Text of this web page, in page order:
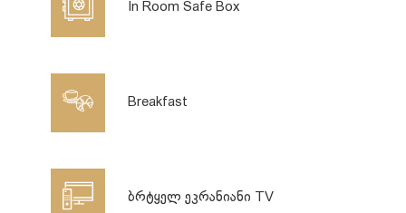
In Room Safe Box
Breakfast
ბრტყელ ეკრანიანი TV